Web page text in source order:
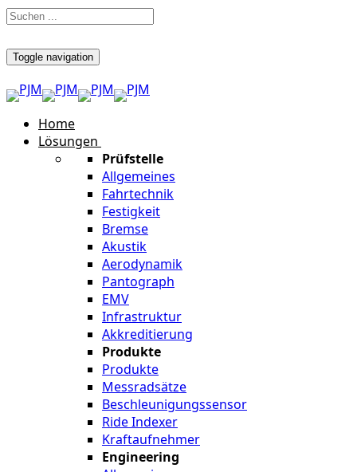
Toggle navigation
Home
Lösungen
Prüfstelle
Allgemeines
Fahrtechnik
Festigkeit
Bremse
Akustik
Aerodynamik
Pantograph
EMV
Infrastruktur
Akkreditierung
Produkte
Produkte
Messradsätze
Beschleunigungssensor
Ride Indexer
Kraftaufnehmer
Engineering